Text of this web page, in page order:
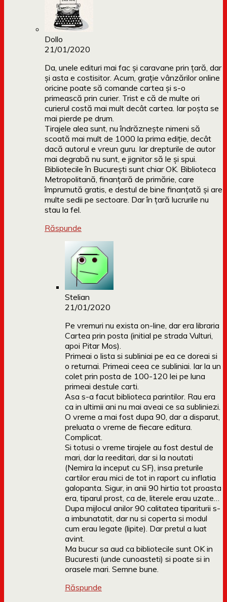
Dollo
21/01/2020
Da, unele edituri mai fac și caravane prin țară, dar
și asta e costisitor. Acum, grație vânzărilor online
oricine poate să comande cartea și s-o
primească prin curier. Trist e că de multe ori
curierul costă mai mult decât cartea. Iar poșta se
mai pierde pe drum.
Tirajele alea sunt, nu îndrăznește nimeni să
scoată mai mult de 1000 la prima ediție, decât
dacă autorul e vreun guru. Iar drepturile de autor
mai degrabă nu sunt, e jignitor să le și spui.
Bibliotecile în București sunt chiar OK. Biblioteca
Metropolitană, finanțară de primărie, care
împrumută gratis, e destul de bine finanțată și are
multe sedii pe sectoare. Dar în țară lucrurile nu
stau la fel.
Răspunde
Stelian
21/01/2020
Pe vremuri nu exista on-line, dar era libraria
Cartea prin posta (initial pe strada Vulturi,
apoi Pitar Mos).
Primeai o lista si subliniai pe ea ce doreai si
o returnai. Primeai ceea ce subliniai. Iar la un
colet prin posta de 100-120 lei pe luna
primeai destule carti.
Asa s-a facut biblioteca parintilor. Rau era
ca in ultimii ani nu mai aveai ce sa subliniezi.
O vreme a mai fost dupa 90, dar a disparut,
preluata o vreme de fiecare editura.
Complicat.
Si totusi o vreme tirajele au fost destul de
mari, dar la reeditari, dar si la noutati
(Nemira la inceput cu SF), insa preturile
cartilor erau mici de tot in raport cu inflatia
galopanta. Sigur, in anii 90 hirtia tot proasta
era, tiparul prost, ca de, literele erau uzate…
Dupa mijlocul anilor 90 calitatea tipariturii s-
a imbunatatit, dar nu si coperta si modul
cum erau legate (lipite). Dar pretul a luat
avint.
Ma bucur sa aud ca bibliotecile sunt OK in
Bucuresti (unde cunoasteti) si poate si in
orasele mari. Semne bune.
Răspunde